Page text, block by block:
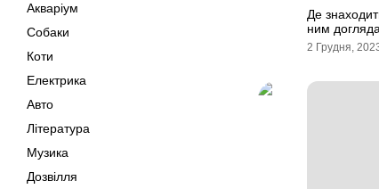
Акваріум
Собаки
Коти
Електрика
Авто
Література
Музика
Дозвілля
Де
ним
2 Грудня,